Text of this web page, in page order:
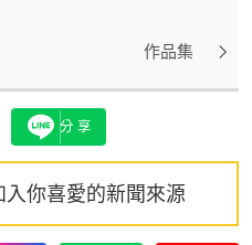
作品集
分享
你喜愛的新聞來源